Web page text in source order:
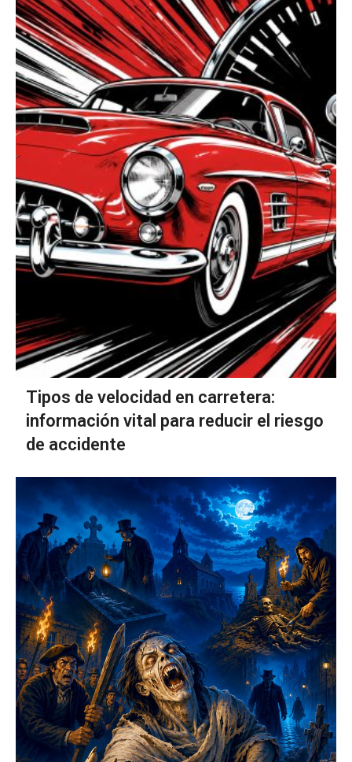
Tipos de velocidad en carretera:
información vital para reducir el riesgo
de accidente